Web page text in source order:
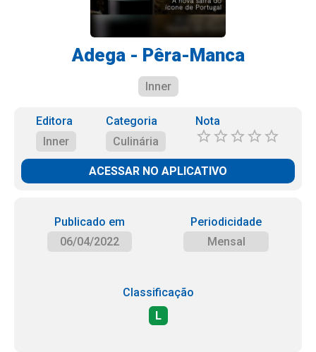
Adega - Pêra-Manca
Inner
Editora
Inner
Categoria
Culinária
Nota
ACESSAR NO APLICATIVO
Publicado em
06/04/2022
Periodicidade
Mensal
Classificação
L